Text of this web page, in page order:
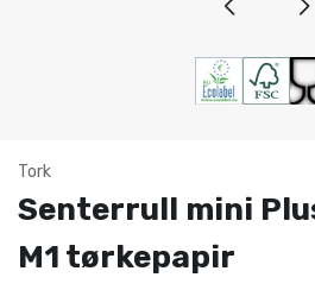
Tork
Senterrull mini
M1 tørkepapir